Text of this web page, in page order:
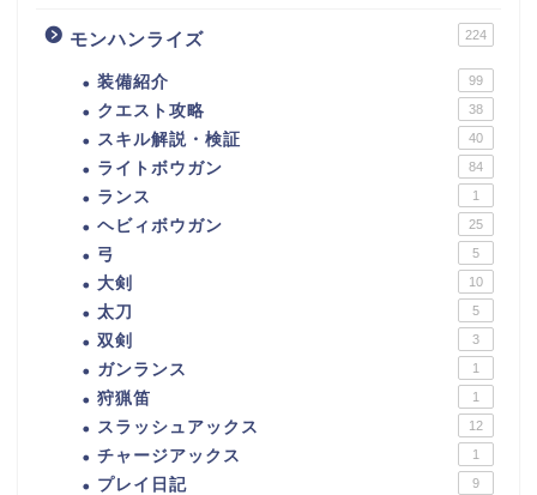
モンハンライズ 224
装備紹介 99
クエスト攻略 38
スキル解説・検証 40
ライトボウガン 84
ランス 1
ヘビィボウガン 25
弓 5
大剣 10
太刀 5
双剣 3
ガンランス 1
狩猟笛 1
スラッシュアックス 12
チャージアックス 1
プレイ日記 9